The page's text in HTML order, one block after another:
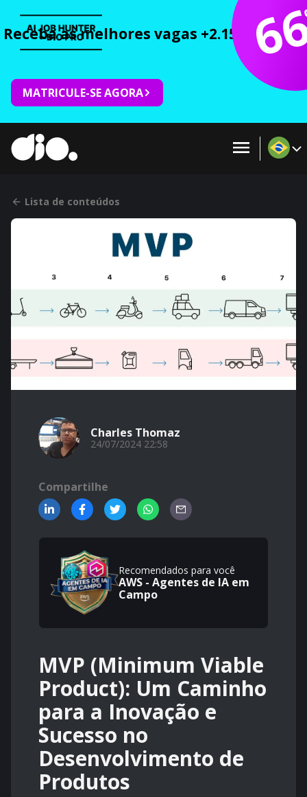
Receba as melhores vagas +2.150 cursos
MATRICULE-SE AGORA
Lista de conteúdos
Charles Thomaz
24/07/2024 22:58
Compartilhe
Recomendados para você
AWS - Agentes de IA em
Campo
MVP (Minimum Viable
Product): Um Caminho
para a Inovação e
Sucesso no
Desenvolvimento de
Produtos